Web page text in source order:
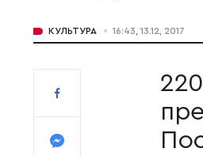
КУЛЬТУРА 16:43, 13.12, 2017